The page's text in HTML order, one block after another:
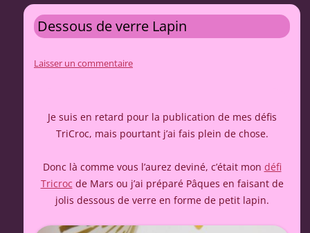
Dessous de verre Lapin
Laisser un commentaire
Je suis en retard pour la publication de mes défis
TriCroc, mais pourtant j’ai fais plein de chose.
Donc là comme vous l’aurez deviné, c’était mon défi
Tricroc de Mars ou j’ai préparé Pâques en faisant de
jolis dessous de verre en forme de petit lapin.